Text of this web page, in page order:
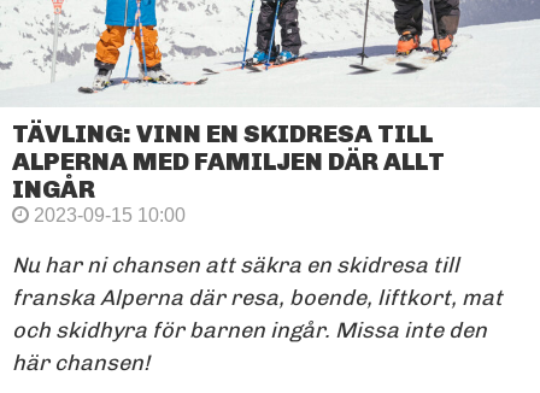
TÄVLING: VINN EN SKIDRESA TILL
ALPERNA MED FAMILJEN DÄR ALLT
INGÅR
2023-09-15 10:00
Nu har ni chansen att säkra en skidresa till
franska Alperna där resa, boende, liftkort, mat
och skidhyra för barnen ingår. Missa inte den
här chansen!